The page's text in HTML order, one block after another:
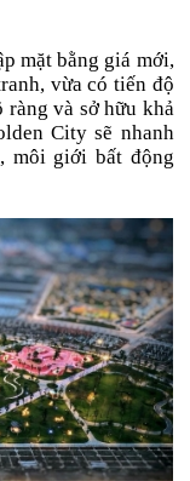
mặt bằng giá mới,
vừa có tiến độ
và sở hữu khả
City sẽ nhanh
môi giới bất động